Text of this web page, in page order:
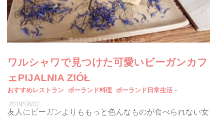
ワルシャワで見つけた可愛いビーガンカフ
ェPIJALNIA ZIÓŁ
おすすめレストラン ポーランド料理 ポーランド日常生活 -
2019/08/02
友人にビーガンよりももっと色んなものが食べられない女